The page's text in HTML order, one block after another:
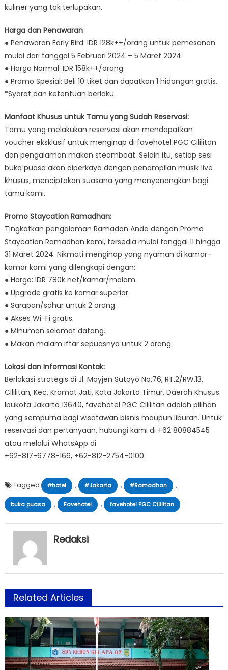
kuliner yang tak terlupakan.
Harga dan Penawaran
● Penawaran Early Bird: IDR 128k++/orang untuk pemesanan
mulai dari tanggal 5 Februari 2024 – 5 Maret 2024.
● Harga Normal: IDR 158k++/orang.
● Promo Spesial: Beli 10 tiket dan dapatkan 1 hidangan gratis.
*Syarat dan ketentuan berlaku.
Manfaat Khusus untuk Tamu yang Sudah Reservasi:
Tamu yang melakukan reservasi akan mendapatkan
voucher eksklusif untuk menginap di favehotel PGC Cililitan
dan pengalaman makan steamboat. Selain itu, setiap sesi
buka puasa akan diperkaya dengan penampilan musik live
khusus, menciptakan suasana yang menyenangkan bagi
tamu kami.
Promo Staycation Ramadhan:
Tingkatkan pengalaman Ramadan Anda dengan Promo
Staycation Ramadhan kami, tersedia mulai tanggal 11 hingga
31 Maret 2024. Nikmati menginap yang nyaman di kamar-
kamar kami yang dilengkapi dengan:
● Harga: IDR 780k net/kamar/malam.
● Upgrade gratis ke kamar superior.
● Sarapan/sahur untuk 2 orang.
● Akses Wi-Fi gratis.
● Minuman selamat datang.
● Makan malam iftar sepuasnya untuk 2 orang.
Lokasi dan Informasi Kontak:
Berlokasi strategis di Jl. Mayjen Sutoyo No.76, RT.2/RW.13,
Cililitan, Kec. Kramat Jati, Kota Jakarta Timur, Daerah Khusus
Ibukota Jakarta 13640, favehotel PGC Cililitan adalah pilihan
yang sempurna bagi wisatawan bisnis maupun liburan. Untuk
reservasi dan pertanyaan, hubungi kami di +62 80884545
atau melalui WhatsApp di
+62-817-6778-166, +62-812-2754-0100.
Tagged #hotel , #Jakarta , #Ramadhan ,
buka puasa , Favehotel , favehotel PGC Cililitan
Redaksi
Related Articles